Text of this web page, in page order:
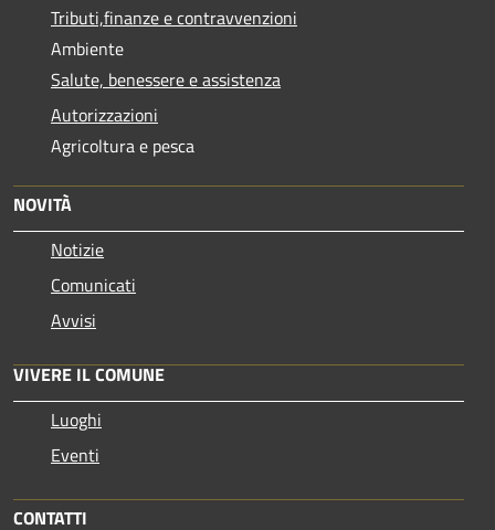
Tributi,finanze e contravvenzioni
Ambiente
Salute, benessere e assistenza
Autorizzazioni
Agricoltura e pesca
NOVITÀ
Notizie
Comunicati
Avvisi
VIVERE IL COMUNE
Luoghi
Eventi
CONTATTI